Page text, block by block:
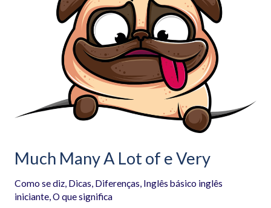
Much Many A Lot of e Very
Como se diz, Dicas, Diferenças, Inglês básico inglês
iniciante,O que significa